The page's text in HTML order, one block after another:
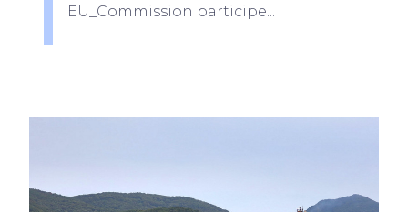
EU_Commission participe...